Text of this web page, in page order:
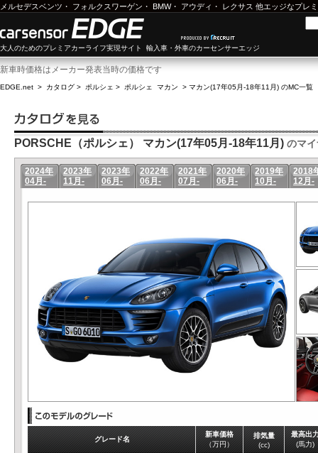
メルセデスベンツ ・ フォルクスワーゲン ・ BMW・ アウディ ・ レクサス 他エッジなプレ
大人のためのプレミアカーライフ実現サイト 輸入車・外車のカーセンサーエッジ
新車時価格はメーカー発表当時の価格です
EDGE.net > カタログ > ポルシェ > ポルシェ マカン > マカン(17年05月-18年11月) のMC一覧
PORSCHE（ポルシェ） マカン(17年05月-18年11月) のマ
2024年
04月-
2023年
11月-
2023年
06月-
2022年
06月-
2021年
07月-
2020年
06月-
2019年
10月-
2018
12月-
グレード名
新車価格
（万円）
排気量
(cc)
最高出
(馬力)